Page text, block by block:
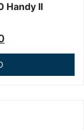
Handy II